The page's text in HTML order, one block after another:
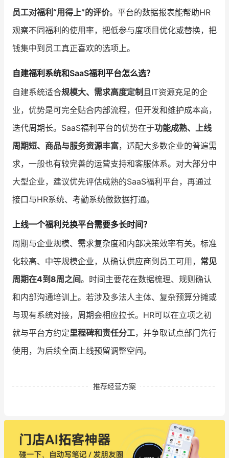
员工对福利“用得上”的评价。平台的数据报表能帮助HR
观察不同福利的使用率，把低参与度项目优化或替换，把
钱集中到员工真正喜欢的选项上。
自建福利系统和SaaS福利平台怎么选？
自建系统适合规模大、需求高度定制 且IT资源充足的企
业，优势是可完全贴合内部流程，但开发和维护成本高，
迭代周期长。SaaS福利平台的优势在于功能成熟、上线
周期短、商品与服务资源丰富，适配大多数企业的普遍需
求，一般也有较完善的运营支持和客服体系。对大部分中
大型企业，建议优先评估成熟的SaaS福利平台，再通过
接口与HR系统、考勤系统做数据打通。
上线一个福利兑换平台需要多长时间？
周期与企业规模、需求复杂度和内部决策效率有关。标准
化较高、中等规模企业，从确认供应商到员工可用， 常见
周期在4到8周之间。时间主要花在数据梳理、规则确认
和内部沟通培训上。若涉及多法人主体、复杂预算分摊或
与现有系统对接，周期会相应拉长。HR可以在立项之初
就与平台方约定里程碑和责任分工，并争取试点部门先行
使用，为后续全面上线预留调整空间。
推荐经营方案